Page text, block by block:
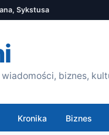
Sykstusa
biznes,
Kronika Biznes